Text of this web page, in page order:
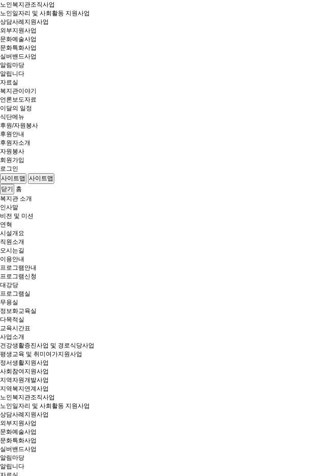
노인복지관조직사업
노인일자리 및 사회활동 지원사업
상담사례지원사업
외부지원사업
문화예술사업
문화특화사업
실버밴드사업
알림마당
알립니다
자료실
복지관이야기
언론보도자료
이달의 일정
식단메뉴
후원/자원봉사
후원안내
후원자소개
자원봉사
회원가입
로그인
사이트맵
사이트맵
닫기
홈
복지관 소개
인사말
비전 및 미션
연혁
시설개요
직원소개
오시는길
이용안내
프로그램안내
프로그램신청
대강당
프로그램실
무용실
정보화교육실
다목적실
교육시간표
사업소개
건강생활증진사업 및 경로식당사업
평생교육 및 취미여가지원사업
정서생활지원사업
사회참여지원사업
지역자원개발사업
지역복지연계사업
노인복지관조직사업
노인일자리 및 사회활동 지원사업
상담사례지원사업
외부지원사업
문화예술사업
문화특화사업
실버밴드사업
알림마당
알립니다